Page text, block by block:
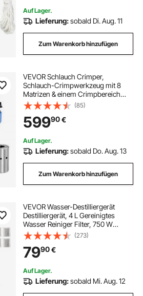
Auf Lager.
Lieferung:sobald Di. Aug. 11
Zum Warenkorb hinzufügen
VEVOR Schlauch Crimper,
Schlauch-Crimpwerkzeug mit 8
Matrizen & einem Crimpbereich
von 6 bis 28 mm, für Niederdruck-
& Hochdruck-Ölleitungen,
Gas-/Wasser-/Klimaanlagenschläuc
he & Kabelverbindungen
(85)
59990€
Auf Lager.
Lieferung:sobald Do. Aug. 13
Zum Warenkorb hinzufügen
VEVOR Wasser-Destilliergerät
Destilliergerät, 4 L Gereinigtes
Wasser Reiniger Filter, 750 W
Destilliertes Wasser Maker,
Edelstahl Innenraum Destilliergerät
Wasser Silber Haushalt 1 LWasser
pro Std.
(273)
7990€
Auf Lager.
Lieferung:sobald Mi. Aug. 12